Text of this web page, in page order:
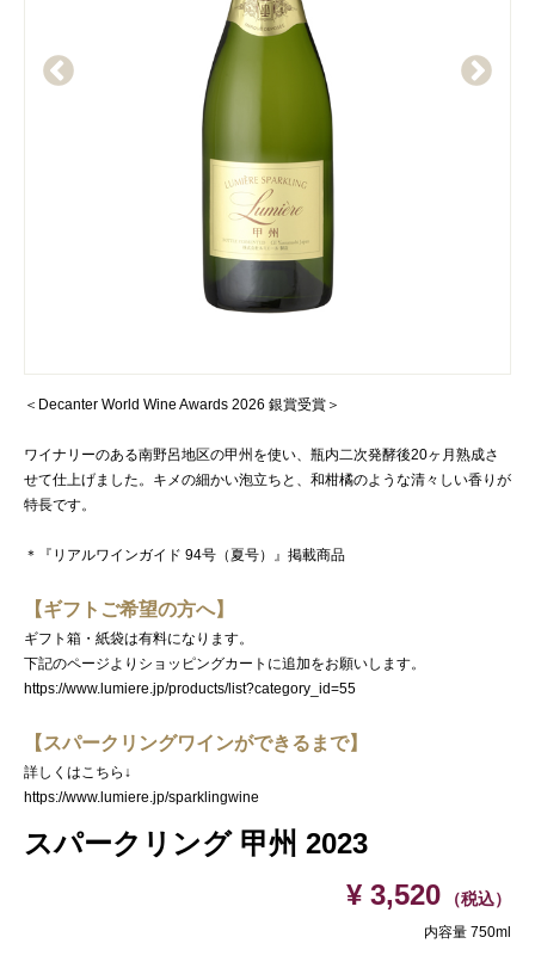
＜Decanter World Wine Awards 2026 銀賞受賞＞
ワイナリーのある南野呂地区の甲州を使い、瓶内二次発酵後20ヶ月熟成さ
せて仕上げました。キメの細かい泡立ちと、和柑橘のような清々しい香りが
特長です。
＊『リアルワインガイド 94号（夏号）』掲載商品
【ギフトご希望の方へ】
ギフト箱・紙袋は有料になります。
下記のページよりショッピングカートに追加をお願いします。
https://www.lumiere.jp/products/list?category_id=55
【スパークリングワインができるまで】
詳しくはこちら↓
https://www.lumiere.jp/sparklingwine
スパークリング 甲州 2023
¥ 3,520
（税込）
内容量 750ml